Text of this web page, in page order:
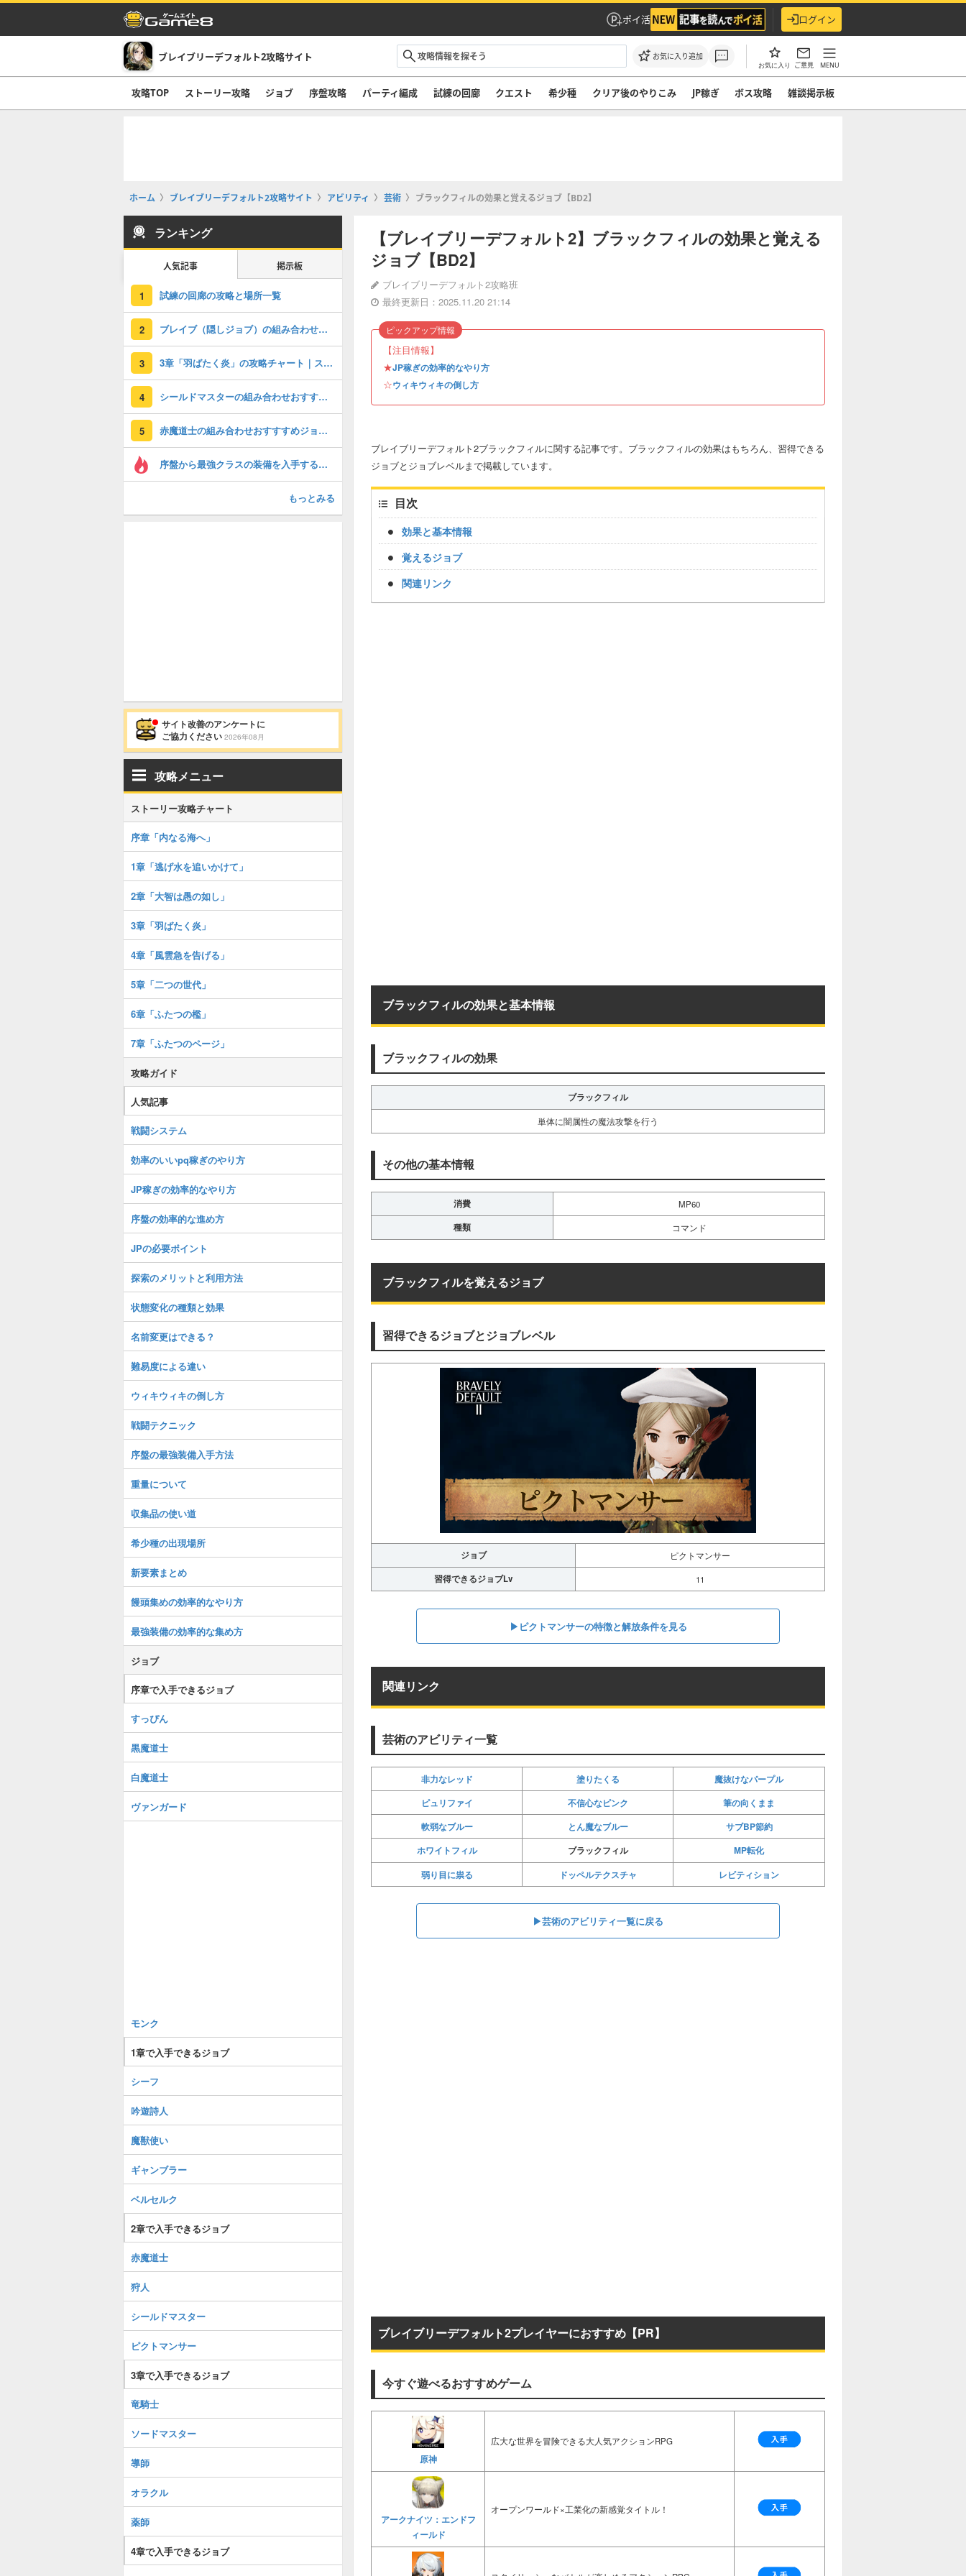
ポイ活 ログイン
ブレイブリーデフォルト2攻略サイト お気に入り追加
お気に入り ご意見 MENU
攻略TOP ストーリー攻略 ジョブ 序盤攻略 パーティ編成 試練の回廊 クエスト 希少種 クリア後のやりこみ JP稼ぎ ボス攻略 雑談掲示板
ホーム ブレイブリーデフォルト2攻略サイト アビリティ 芸術 ブラックフィルの効果と覚えるジョブ【BD2】
【ブレイブリーデフォルト2】ブラックフィルの効果と覚える
ジョブ【BD2】
ブレイブリーデフォルト2攻略班
最終更新日：2025.11.20 21:14
【注目情報】
★JP稼ぎの効率的なやり方
☆ウィキウィキの倒し方
ピックアップ情報
ブレイブリーデフォルト2ブラックフィルに関する記事です。ブラックフィルの効果はもちろん、習得できる
ジョブとジョブレベルまで掲載しています。
目次
効果と基本情報
覚えるジョブ
関連リンク
ブラックフィルの効果と基本情報
ブラックフィルの効果
ブラックフィル
単体に闇属性の魔法攻撃を行う
その他の基本情報
消費 MP60
種類 コマンド
ブラックフィルを覚えるジョブ
習得できるジョブとジョブレベル
ジョブ ピクトマンサー
習得できるジョブLv 11
▶︎ピクトマンサーの特徴と解放条件を見る
関連リンク
芸術のアビリティ一覧
非力なレッド 塗りたくる
魔抜けなパープル
ピュリファイ
不信心なピンク
筆の向くまま
軟弱なブルー
とん魔なブルー
サブBP節約
ホワイトフィル
ブラックフィル
MP転化
弱り目に祟る
ドッペルテクスチャ レビティション
▶︎芸術のアビリティ一覧に戻る
ブレイブリーデフォルト2プレイヤーにおすすめ【PR】
今すぐ遊べるおすすめゲーム
原神
広大な世界を冒険できる大人気アクションRPG
アークナイツ：エンドフ
ィールド
オープンワールド×工業化の新感覚タイトル！
ランキング
人気記事 掲示板
1 試練の回廊の攻略と場所一覧
2 ブレイブ（隠しジョブ）の組み合わせおすすすめジョブと解放条件
3 3章「羽ばたく炎」の攻略チャート｜ストーリー
4 シールドマスターの組み合わせおすすすめジョブと解放条件
5 赤魔道士の組み合わせおすすすめジョブと解放条件
序盤から最強クラスの装備を入手する方法
もっとみる
サイト改善のアンケートに
ご協力ください 2026年08月
攻略メニュー
ストーリー攻略チャート
序章「内なる海へ」
1章「逃げ水を追いかけて」
2章「大智は愚の如し」
3章「羽ばたく炎」
4章「風雲急を告げる」
5章「二つの世代」
6章「ふたつの檻」
7章「ふたつのページ」
攻略ガイド
人気記事
戦闘システム
効率のいいpq稼ぎのやり方
JP稼ぎの効率的なやり方
序盤の効率的な進め方
JPの必要ポイント
探索のメリットと利用方法
状態変化の種類と効果
名前変更はできる？
難易度による違い
ウィキウィキの倒し方
戦闘テクニック
序盤の最強装備入手方法
重量について
収集品の使い道
希少種の出現場所
新要素まとめ
饅頭集めの効率的なやり方
最強装備の効率的な集め方
ジョブ
序章で入手できるジョブ
すっぴん
黒魔道士
白魔道士
ヴァンガード
モンク
1章で入手できるジョブ
シーフ
吟遊詩人
魔獣使い
ギャンブラー
ベルセルク
2章で入手できるジョブ
赤魔道士
狩人
シールドマスター
ピクトマンサー
3章で入手できるジョブ
竜騎士
ソードマスター
導師
オラクル
薬師
4章で入手できるジョブ